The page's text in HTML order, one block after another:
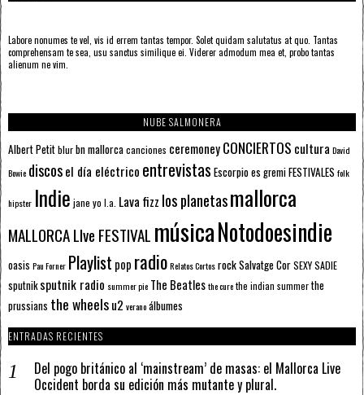
Labore nonumes te vel, vis id errem tantas tempor. Solet quidam salutatus at quo. Tantas
comprehensam te sea, usu sanctus similique ei. Viderer admodum mea et, probo tantas
alienum ne vim.
NUBE SALMONERA
Albert Petitblurbn mallorcacanciones ceremoneyCONCIERTOS cultura David
Bowie discosel día eléctrico entrevistas Escorpioes gremiFESTIVALES folk
hipster Indie jane yo l.a. Lava fizz los planetasmallorca
MALLORCA LIve FESTIVAL músicaNotodoesindie
oasis Pau Forner Playlist pop radioRelatos CortosrockSalvatge CorSEXY SADIE
sputnik sputnik radio summer pie The Beatlesthe curethe indian summerthe
prussians the wheelsu2 veranoálbumes
ENTRADAS RECIENTES
Del pogo británico al ‘mainstream’ de masas: el Mallorca Live
Occident borda su edición más mutante y plural.